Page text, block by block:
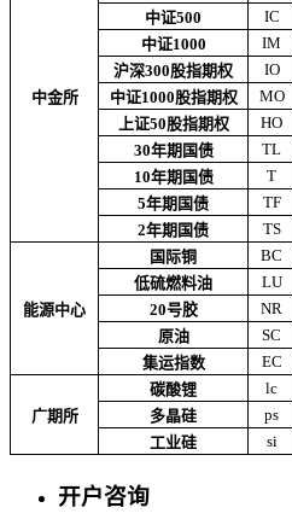
中金所
中证500
IC
中证1000
IM
沪深300股指期权
IO
中证1000股指期权 MO
上证50股指期权
HO
30年期国债
TL
10年期国债
T
5年期国债
TF
2年期国债
TS
能源中心
国际铜 BC
低硫燃料油
LU
20号胶
NR
原油
SC
集运指数
EC
广期所
碳酸锂 lc
多晶硅
ps
工业硅
si
开户咨询